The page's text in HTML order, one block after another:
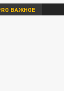
ВАЖНОЕ